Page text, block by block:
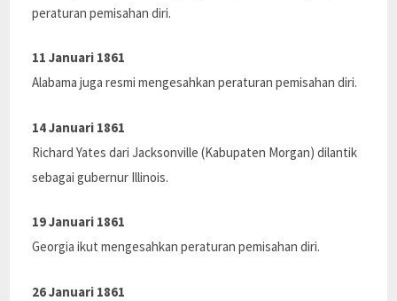
peraturan pemisahan diri.
11 Januari 1861
Alabama juga resmi mengesahkan peraturan pemisahan diri.
14 Januari 1861
Richard Yates dari Jacksonville (Kabupaten Morgan) dilantik
sebagai gubernur Illinois.
19 Januari 1861
Georgia ikut mengesahkan peraturan pemisahan diri.
26 Januari 1861